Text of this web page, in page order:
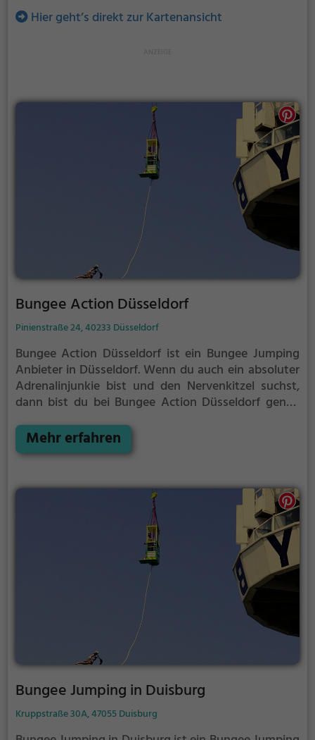
Hier geht’s direkt zur Kartenansicht
Bungee Action Düsseldorf
Pinienstraße 24, 40233 Düsseldorf
Bungee Action Düsseldorf ist ein Bungee Jumping
Anbieter in Düsseldorf. Wenn du auch ein absoluter
Adrenalinjunkie bist und den Nervenkitzel suchst,
dann bist du bei Bungee Action Düsseldorf genau
in die Tiefe, gesichert nur an einem Seil und unter dir
der Abgrund.
Mehr erfahren
Bungee Jumping in Duisburg
Kruppstraße 30A, 47055 Duisburg